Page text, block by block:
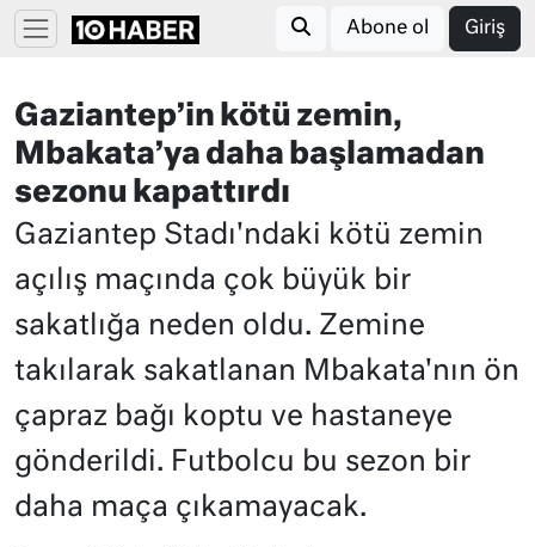
Abone ol Giriş
Gaziantep’in kötü zemin,
Mbakata’ya daha başlamadan
sezonu kapattırdı
Gaziantep Stadı'ndaki kötü zemin
açılış maçında çok büyük bir
sakatlığa neden oldu. Zemine
takılarak sakatlanan Mbakata'nın ön
çapraz bağı koptu ve hastaneye
gönderildi. Futbolcu bu sezon bir
daha maça çıkamayacak.